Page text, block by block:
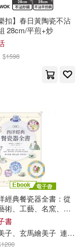
扣】春日黃陶瓷不沾
28cm/平煎+炒
$1598
經典餐瓷器全書：從
術、工藝、名窯、品
、鑑賞與收藏，西洋
者必備指南 (電子書)
書
子、玄馬繪美子 連雪雅
1200